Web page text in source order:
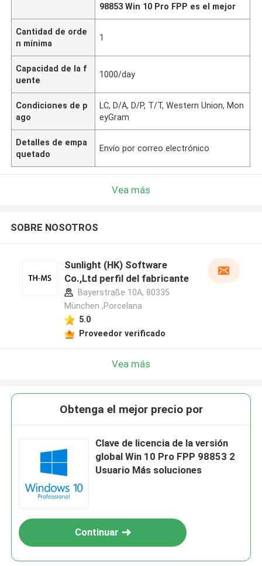
98853 Win 10 Pro FPP es el mejor
Cantidad de orde
n mínima
1
Capacidad de la f
uente
1000/day
Condiciones de p
ago
LC, D/A, D/P, T/T, Western Union, Mon
eyGram
Detalles de empa
quetado
Envío por correo electrónico
Vea más
SOBRE NOSOTROS
Sunlight (HK) Software
Co.,Ltd perfil del fabricante
Bayerstraße 10A, 80335
München ,Porcelana
5.0
Proveedor verificado
Vea más
Obtenga el mejor precio por
Clave de licencia de la versión
global Win 10 Pro FPP 98853 2
Usuario Más soluciones
Continuar